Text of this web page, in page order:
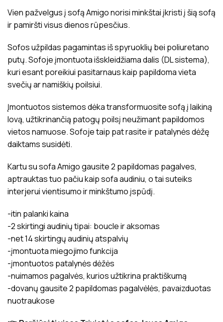
Vien pažvelgus į sofą Amigo norisi minkštai įkristi į šią sofą
ir pamiršti visus dienos rūpesčius.
Sofos užpildas pagamintas iš spyruoklių bei poliuretano
putų. Sofoje įmontuota išskleidžiama dalis (DL sistema),
kuri esant poreikiui pasitarnaus kaip papildoma vieta
svečių ar namiškių poilsiui.
Įmontuotos sistemos dėka transformuosite sofą į laikiną
lovą, užtikrinančią patogų poilsį neužimant papildomos
vietos namuose. Sofoje taip pat rasite ir patalynės dėžę
daiktams susidėti.
Kartu su sofa Amigo gausite 2 papildomas pagalves,
aptrauktas tuo pačiu kaip sofa audiniu, o tai suteiks
interjerui vientisumo ir minkštumo įspūdį.
-itin palanki kaina
-2 skirtingi audinių tipai: boucle ir aksomas
-net 14 skirtingų audinių atspalvių
-įmontuota miegojimo funkcija
-įmontuotos patalynės dėžės
-nuimamos pagalvės, kurios užtikrina praktiškumą
-dovanų gausite 2 papildomas pagalvėlės, pavaizduotas
nuotraukose